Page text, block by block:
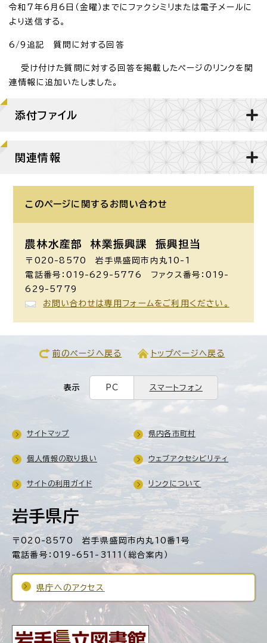
令和7年6月6日（金曜）までにファクシミリまたは電子メールに
より送信する。
6/9追記 質問に対する回答
受け付けた質問に対する回答を掲載したページのリンクを関
連情報に追加いたしました。
添付ファイル
関連情報
このページに関する お問い合わせ
農林水産部 林業振興課 振興担当
〒020-8570 岩手県盛岡市内丸10-1
電話番号：019-629-5776 ファクス番号：019-
629-5779
お問い合わせは専用フォームをご利用ください。
前のページへ戻る トップページへ戻る
表示 PC スマートフォン
岩手県庁
〒020-8570 岩手県盛岡市内丸10番1号
電話番号：019-651-3111（総合案内）
県庁へのアクセス
サイトマップ 県内各市町村
個人情報の取り扱い ウェブアクセシビリティ
サイトの利用ガイド リンクについて